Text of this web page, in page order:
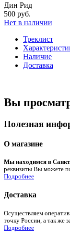
Дин Рид
500 руб.
Нет в наличии
Треклист
Наличие
Доставка
Вы
Полезная
О магазине
Мы находимся в
реквизиты Вы можете
Подробнее
Доставка
Осуществляем
точку России, а так же
Подробнее